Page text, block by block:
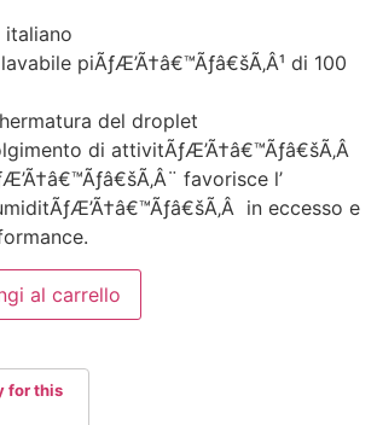
italiano
piÃƒÆ’Ã†â€™Ãƒâ€šÃ‚Â¹ di 100
del droplet
di attivitÃƒÆ’Ã†â€™Ãƒâ€šÃ‚Â
favorisce l’
in eccesso e
al carrello